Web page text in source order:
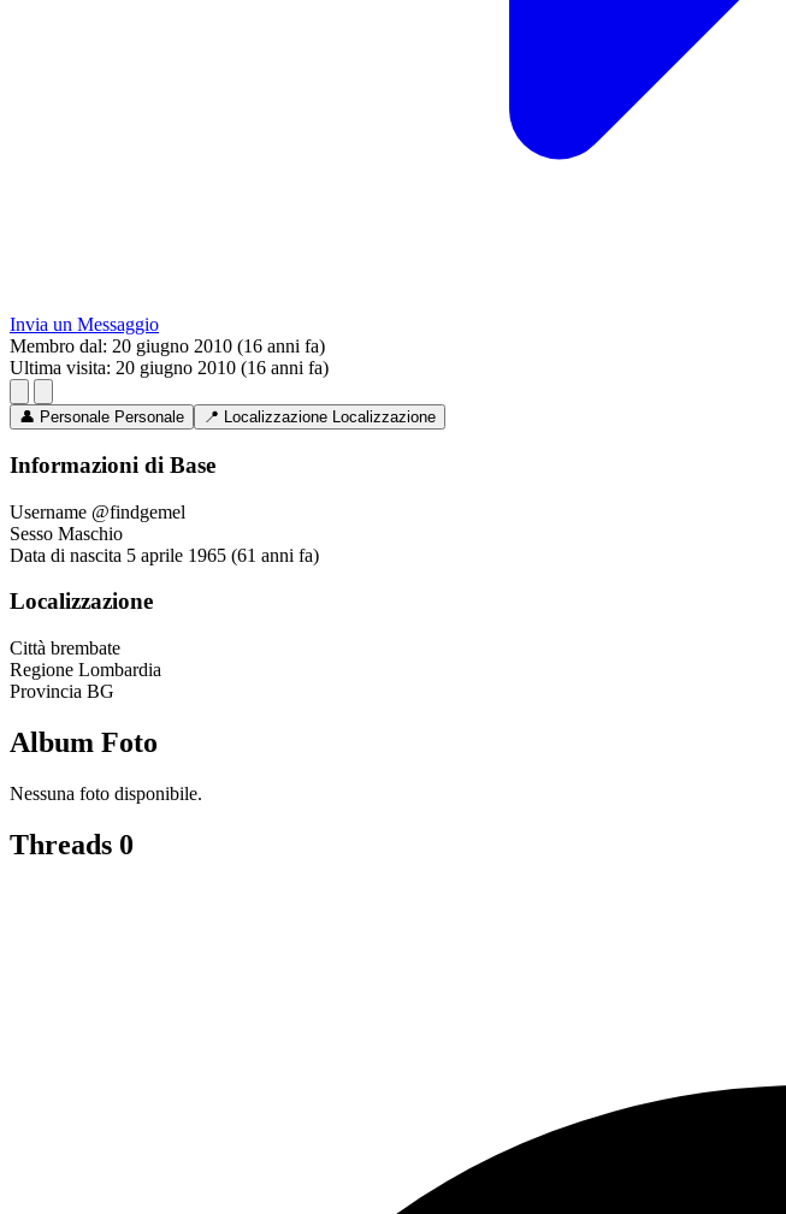
Invia un Messaggio
Membro dal: 20 giugno 2010 (16 anni fa)
Ultima visita: 20 giugno 2010 (16 anni fa)
👤 Personale Personale 📍 Localizzazione Localizzazione
Informazioni di Base
Username @findgemel
Sesso Maschio
Data di nascita 5 aprile 1965 (61 anni fa)
Localizzazione
Città brembate
Regione Lombardia
Provincia BG
Album Foto
Nessuna foto disponibile.
Threads 0